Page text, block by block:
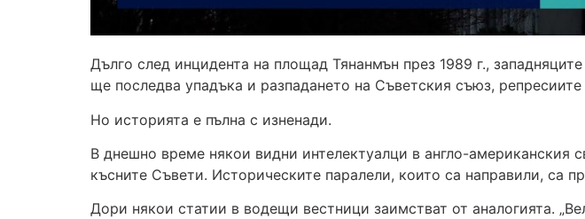
Дълго след инцидента на площад Тянанмън през 1989 г.,
ще последва упадъка и разпадането на Съветския съюз,
Но историята е пълна с изненади.
В днешно време някои видни интелектуалци в англо-американския
късните Съвети. Историческите паралели, които са направили, са
Дори някои статии в водещи вестници заимстват от аналогията.